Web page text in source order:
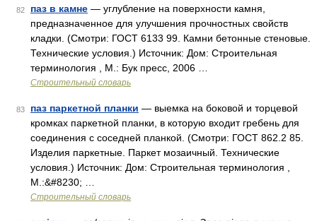
82 паз в камне — углубление на поверхности камня,
предназначенное для улучшения прочностных свойств
кладки. (Смотри: ГОСТ 6133 99. Камни бетонные стеновые.
Технические условия.) Источник: Дом: Строительная
терминология , М.: Бук пресс, 2006 …
Строительный словарь
83 паз паркетной планки — выемка на боковой и торцевой
кромках паркетной планки, в которую входит гребень для
соединения с соседней планкой. (Смотри: ГОСТ 862.2 85.
Изделия паркетные. Паркет мозаичный. Технические
условия.) Источник: Дом: Строительная терминология ,
М.:&#8230; …
Строительный словарь